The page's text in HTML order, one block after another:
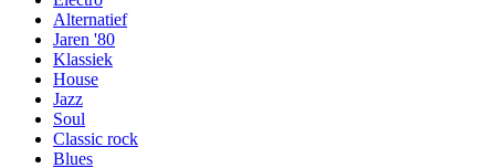
Alternatief
Jaren '80
Klassiek
House
Jazz
Soul
Classic rock
Blues